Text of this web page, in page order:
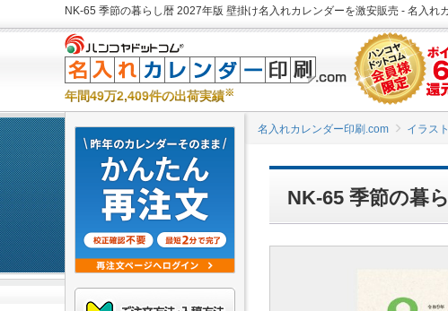
NK-65 季節の暮らし暦 2027年版 壁掛け名入れカレンダーを激安販売 - 名入れ
年間49万2,409件の出荷実績※
名入れカレンダー印刷.com イラスト
NK-65 季節の暮